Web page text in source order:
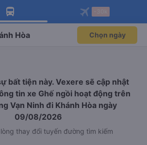
app Vexere ngay!
ưu đãi thành viên độc
Mở app
app Vexere
ghế khi đặt vé máy bay qua
Mở app
Hòa Chọn ngày
bất tiện này. Vexere sẽ cập nhật
tin xe Ghế ngồi hoạt động trên
Vạn Ninh đi Khánh Hòa ngày
09/08/2026
thay đổi tuyến đường tìm kiếm